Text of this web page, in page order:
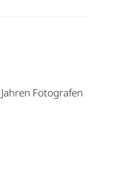
Fotografen